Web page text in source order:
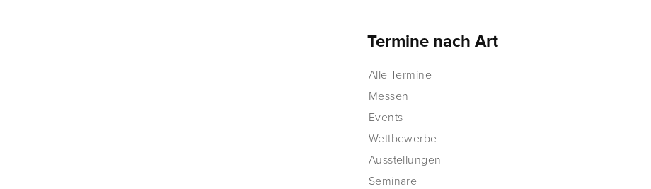
Termine nach Art
Alle Termine
Messen
Events
Wettbewerbe
Ausstellungen
Seminare